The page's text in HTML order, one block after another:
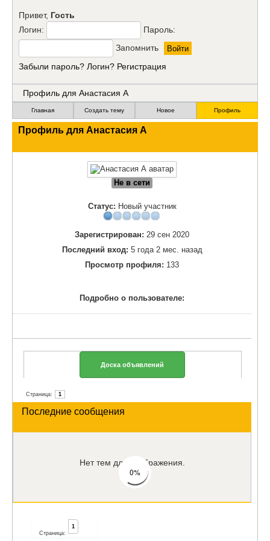
Привет, Гость
Логин:
Пароль:
Запомнить
Забыли пароль? Логин? Регистрация
Профиль для Анастасия А
Главная Создать тему Новое Профиль
Профиль для Анастасия А
Не в сети
Статус: Новый участник
Зарегистрирован: 29 сен 2020
Последний вход: 5 года 2 мес. назад
Просмотр профиля: 133
Подробно о пользователе:
Доска объявлений
Страница: 1
Последние сообщения
Нет тем для отображения.
Страница:
1
0%